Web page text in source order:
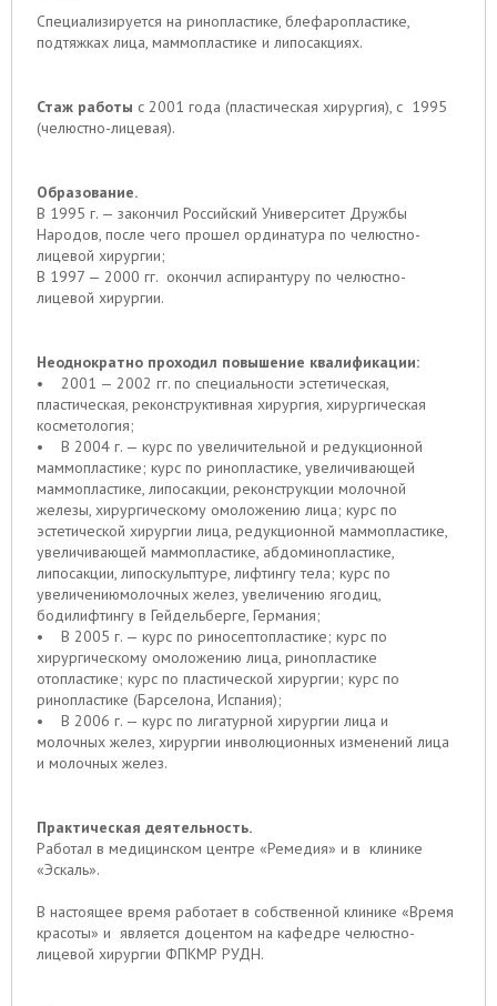
Специализируется на ринопластике, блефаропластике,
подтяжках лица, маммопластике и липосакциях.
Стаж работы с 2001 года (пластическая хирургия), с 1995
(челюстно-лицевая).
Образование.
В 1995 г. — закончил Российский Университет Дружбы
Народов, после чего прошел ординатура по челюстно-
лицевой хирургии;
В 1997 — 2000 гг. окончил аспирантуру по челюстно-
лицевой хирургии.
Неоднократно проходил повышение квалификации:
• 2001 — 2002 гг. по специальности эстетическая,
пластическая, реконструктивная хирургия, хирургическая
косметология;
• В 2004 г. — курс по увеличительной и редукционной
маммопластике; курс по ринопластике, увеличивающей
маммопластике, липосакции, реконструкции молочной
железы, хирургическому омоложению лица; курс по
эстетической хирургии лица, редукционной маммопластике,
увеличивающей маммопластике, абдоминопластике,
липосакции, липоскульптуре, лифтингу тела; курс по
увеличениюмолочных желез, увеличению ягодиц,
бодилифтингу в Гейдельберге, Германия;
• В 2005 г. — курс по риносептопластике; курс по
хирургическому омоложению лица, ринопластике
отопластике; курс по пластической хирургии; курс по
ринопластике (Барселона, Испания);
• В 2006 г. — курс по лигатурной хирургии лица и
молочных желез, хирургии инволюционных изменений лица
и молочных желез.
Практическая деятельность.
Работал в медицинском центре «Ремедия» и в клинике
«Эскаль».
В настоящее время работает в собственной клинике «Время
красоты» и является доцентом на кафедре челюстно-
лицевой хирургии ФПКМР РУДН.